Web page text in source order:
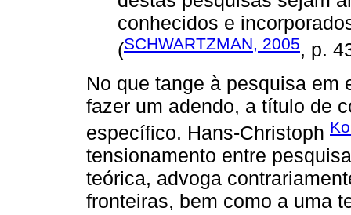
conhecidos e
(SCHWARTZMAN, 2005, p.
No que tange à pesquisa em
fazer um adendo, a título de
específico. Hans-Christoph
tensionamento entre
teórica, advoga
fronteiras, bem como a uma